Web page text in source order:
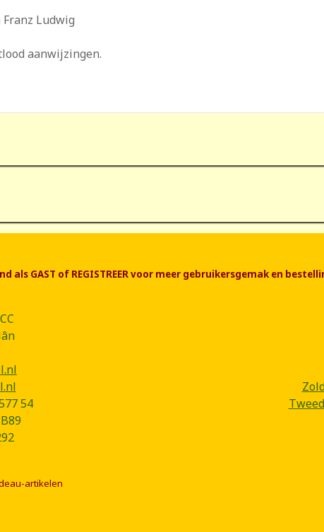
Ludwig
aanwijzingen.
als GAST of REGISTREER voor meer gebruikersgemak en
54
artikelen